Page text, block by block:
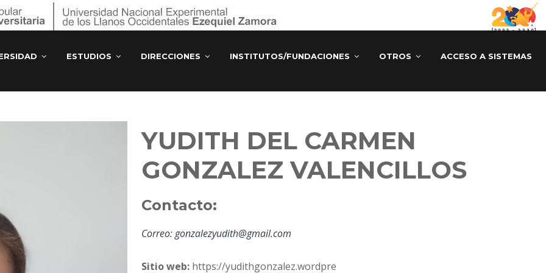
ESTUDIOS DIRECCIONES INSTITUTOS/FUNDACIONES OTROS ACCESO A SISTEMAS
YUDITH DEL CARMEN
GONZALEZ VALENCILLOS
Contacto:
Correo: gonzalezyudith@gmail.com
Sitio web: https://yudithgonzalez.wordpre